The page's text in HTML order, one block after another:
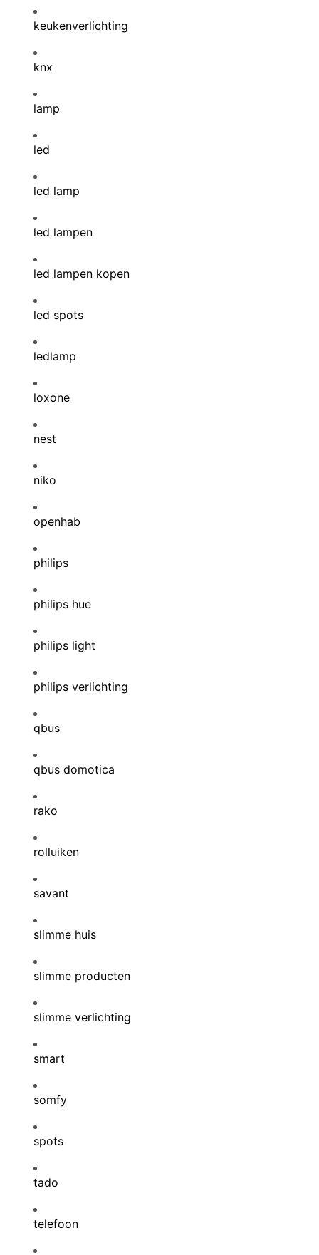
keukenverlichting
knx
lamp
led
led lamp
led lampen
led lampen kopen
led spots
ledlamp
loxone
nest
niko
openhab
philips
philips hue
philips light
philips verlichting
qbus
qbus domotica
rako
rolluiken
savant
slimme huis
slimme producten
slimme verlichting
smart
somfy
spots
tado
telefoon